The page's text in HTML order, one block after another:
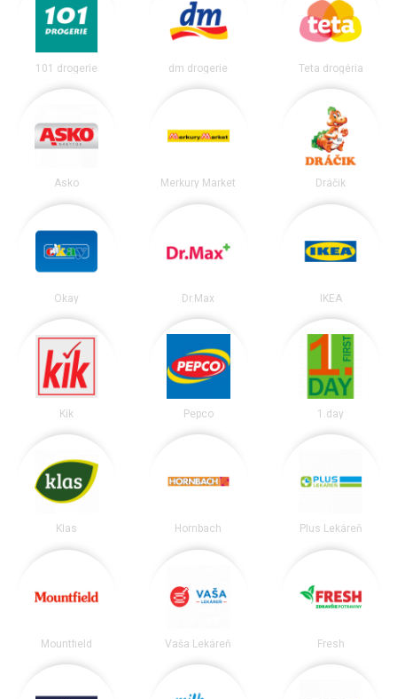
101 drogerie dm drogerie Teta drogéria
Asko Merkury Market Dráčik
Okay Dr.Max IKEA
Kik Pepco 1.day
Klas Hornbach Plus Lekáreň
Mountfield Vaša Lekáreň Fresh